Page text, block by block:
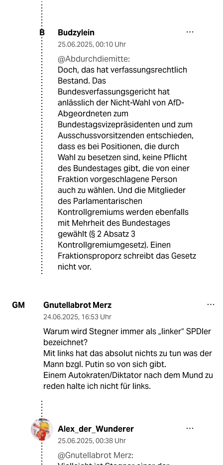
B Budzylein
25.06.2025, 00:10 Uhr
@Abdurchdiemitte:
Doch, das hat verfassungsrechtlich
Bestand. Das
Bundesverfassungsgericht hat
anlässlich der Nicht-Wahl von AfD-
Abgeordneten zum
Bundestagsvizepräsidenten und zum
Ausschussvorsitzenden entschieden,
dass es bei Positionen, die durch
Wahl zu besetzen sind, keine Pflicht
des Bundestages gibt, die von einer
Fraktion vorgeschlagene Person
auch zu wählen. Und die Mitglieder
des Parlamentarischen
Kontrollgremiums werden ebenfalls
mit Mehrheit des Bundestages
gewählt (§ 2 Absatz 3
Kontrollgremiumgesetz). Einen
Fraktionsproporz schreibt das Gesetz
nicht vor.
GM Gnutellabrot Merz
24.06.2025, 16:53 Uhr
Warum wird Stegner immer als „linker“ SPDler
bezeichnet?
Mit links hat das absolut nichts zu tun was der
Mann bzgl. Putin so von sich gibt.
Einem Autokraten/Diktator nach dem Mund zu
reden halte ich nicht für links.
Alex_der_Wunderer
25.06.2025, 00:38 Uhr
@Gnutellabrot Merz: